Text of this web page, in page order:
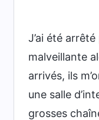
J’ai été
malveillante
arrivés, ils
une salle
grosses